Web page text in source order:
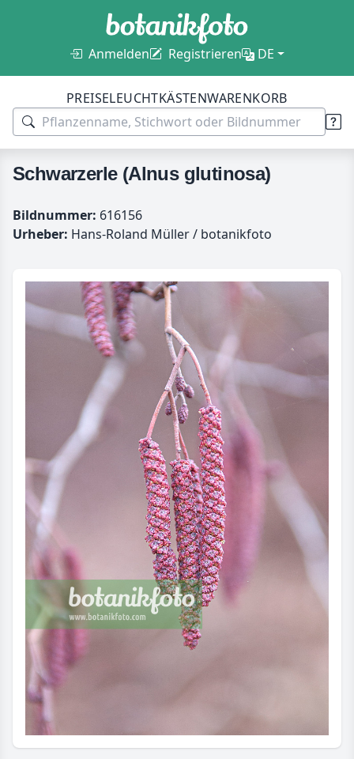
Anmelden Registrieren DE
PREISELEUCHTKÄSTENWARENKORB
Schwarzerle (Alnus glutinosa)
Bildnummer: 616156
Urheber: Hans-Roland Müller / botanikfoto